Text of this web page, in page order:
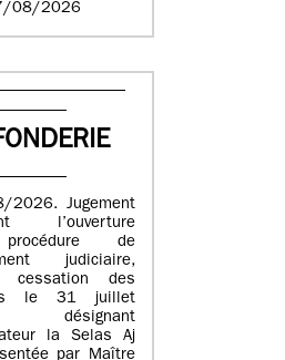
08/2026
2026. Jugement
l’ouverture
de
judiciaire,
cessation des
le 31 juillet
désignant
la Selas Aj
par Maître